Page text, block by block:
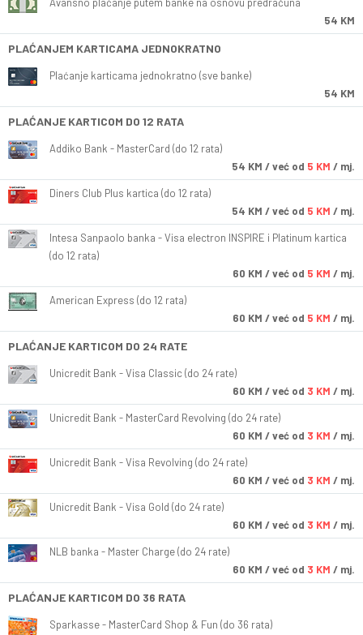
Avansno plaćanje putem banke na osnovu predračuna
54 KM
PLAĆANJEM KARTICAMA JEDNOKRATNO
Plaćanje karticama jednokratno (sve banke)
54 KM
PLAĆANJE KARTICOM DO 12 RATA
Addiko Bank - MasterCard (do 12 rata)
54 KM / već od 5 KM / mj.
Diners Club Plus kartica (do 12 rata)
54 KM / već od 5 KM / mj.
Intesa Sanpaolo banka - Visa electron INSPIRE i Platinum kartica
(do 12 rata)
60 KM / već od 5 KM / mj.
American Express (do 12 rata)
60 KM / već od 5 KM / mj.
PLAĆANJE KARTICOM DO 24 RATE
Unicredit Bank - Visa Classic (do 24 rate)
60 KM / već od 3 KM / mj.
Unicredit Bank - MasterCard Revolving (do 24 rate)
60 KM / već od 3 KM / mj.
Unicredit Bank - Visa Revolving (do 24 rate)
60 KM / već od 3 KM / mj.
Unicredit Bank - Visa Gold (do 24 rate)
60 KM / već od 3 KM / mj.
NLB banka - Master Charge (do 24 rate)
60 KM / već od 3 KM / mj.
PLAĆANJE KARTICOM DO 36 RATA
Sparkasse - MasterCard Shop & Fun (do 36 rata)